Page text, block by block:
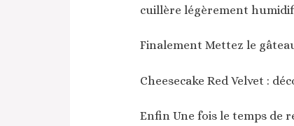
cuillère légèrement
Finalement Mettez le
Cheesecake Red Velvet :
Enfin Une fois le temps de